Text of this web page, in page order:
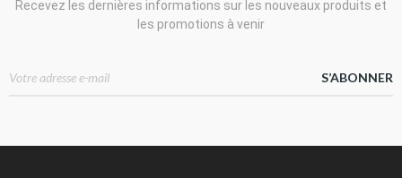
Recevez les dernières informations sur les nouveaux produits et
les promotions à venir
S’ABONNER